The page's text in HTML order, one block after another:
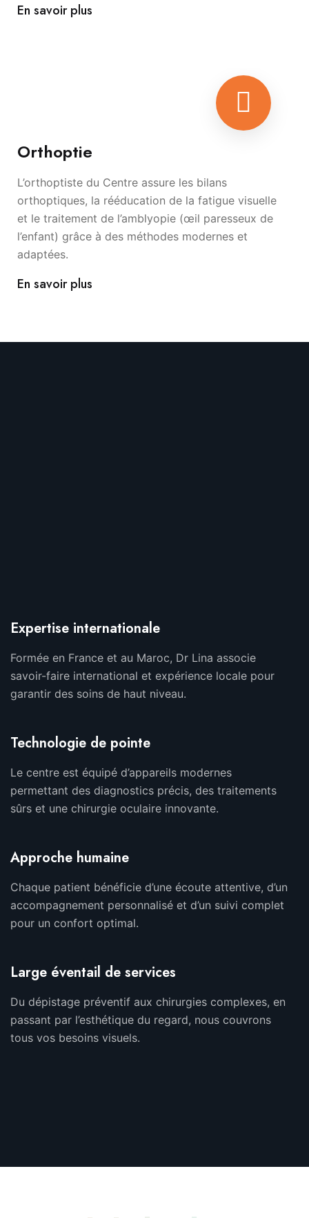
En savoir plus
Orthoptie
L’orthoptiste du Centre assure les bilans
orthoptiques, la rééducation de la fatigue visuelle
et le traitement de l’amblyopie (œil paresseux de
l’enfant) grâce à des méthodes modernes et
adaptées.
En savoir plus
Expertise internationale
Formée en France et au Maroc, Dr Lina associe
savoir-faire international et expérience locale pour
garantir des soins de haut niveau.
Technologie de pointe
Le centre est équipé d’appareils modernes
permettant des diagnostics précis, des traitements
sûrs et une chirurgie oculaire innovante.
Approche humaine
Chaque patient bénéficie d’une écoute attentive, d’un
accompagnement personnalisé et d’un suivi complet
pour un confort optimal.
Large éventail de services
Du dépistage préventif aux chirurgies complexes, en
passant par l’esthétique du regard, nous couvrons
tous vos besoins visuels.